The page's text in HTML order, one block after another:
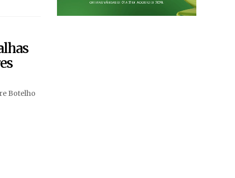
Botelho